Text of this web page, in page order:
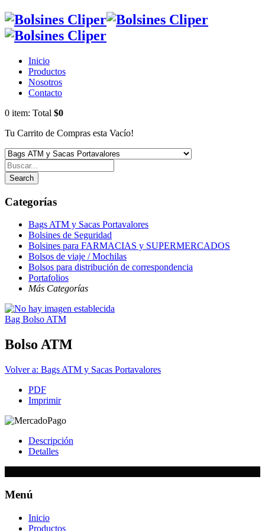
Inicio
Productos
Nosotros
Contacto
0 item: Total $0
Tu Carrito de Compras esta Vacío!
Search
Categorías
Bags ATM y Sacas Portavalores
Bolsines de Seguridad
Bolsines para FARMACIAS y SUPERMERCADOS
Bolsos de viaje / Mochilas
Bolsos para distribución de correspondencia
Portafolios
Más Categorías
Bag Bolso ATM
Bolso ATM
Volver a: Bags ATM y Sacas Portavalores
PDF
Imprimir
Descripción
Detalles
Menú
Inicio
Productos